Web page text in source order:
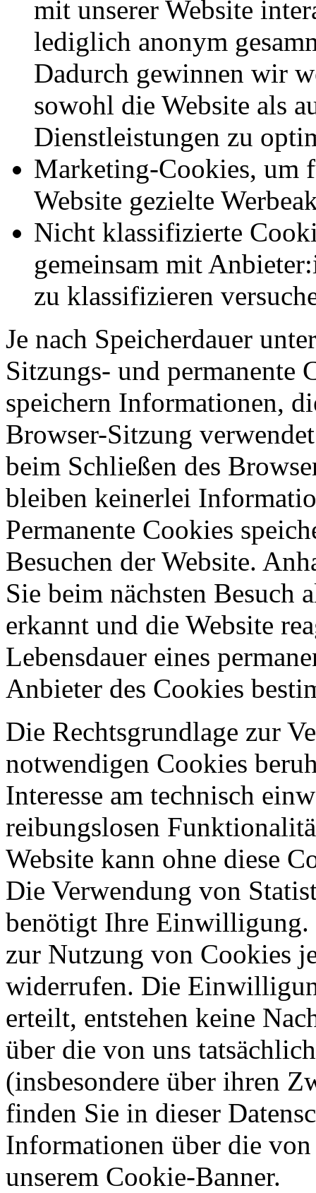
mit unserer Website
lediglich anonym
Dadurch gewinnen wir
sowohl die Website als
Dienstleistungen zu
Marketing-Cookies, um
Website gezielte
Nicht klassifizierte
gemeinsam mit
zu klassifizieren
Je nach Speicherdauer
Sitzungs- und permanente
speichern Informationen,
Browser-Sitzung
beim Schließen des
bleiben keinerlei
Permanente Cookies
Besuchen der Website.
Sie beim nächsten Besuch
erkannt und die Website
Lebensdauer eines
Anbieter des Cookies
Die Rechtsgrundlage zur
notwendigen Cookies
Interesse am technisch
reibungslosen
Website kann ohne diese
Die Verwendung von
benötigt Ihre
zur Nutzung von Cookies
widerrufen. Die
erteilt, entstehen keine
über die von uns
(insbesondere über ihren
finden Sie in dieser
Informationen über die
unserem Cookie-Banner.